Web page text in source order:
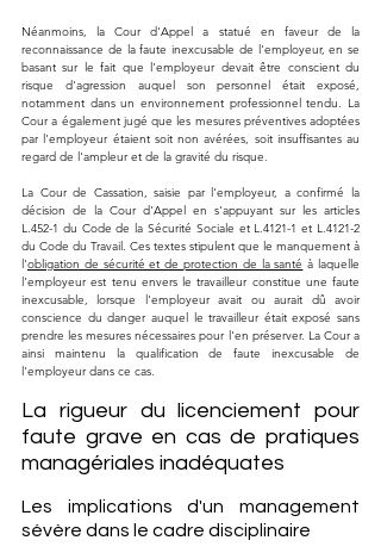
Néanmoins, la Cour d'Appel a statué en faveur de la
reconnaissance de la faute inexcusable de l'employeur, en se
basant sur le fait que l'employeur devait être conscient du
risque d'agression auquel son personnel était exposé,
notamment dans un environnement professionnel tendu. La
Cour a également jugé que les mesures préventives adoptées
par l'employeur étaient soit non avérées, soit insuffisantes au
regard de l'ampleur et de la gravité du risque.
La Cour de Cassation, saisie par l'employeur, a confirmé la
décision de la Cour d'Appel en s'appuyant sur les articles
L.452-1 du Code de la Sécurité Sociale et L.4121-1 et L.4121-2
du Code du Travail. Ces textes stipulent que le manquement à
l'obligation de sécurité et de protection de la santé à laquelle
l'employeur est tenu envers le travailleur constitue une faute
inexcusable, lorsque l'employeur avait ou aurait dû avoir
conscience du danger auquel le travailleur était exposé sans
prendre les mesures nécessaires pour l'en préserver. La Cour a
ainsi maintenu la qualification de faute inexcusable de
l'employeur dans ce cas.
La rigueur du licenciement pour
faute grave en cas de pratiques
managériales inadéquates
Les implications d'un management
sévère dans le cadre disciplinaire